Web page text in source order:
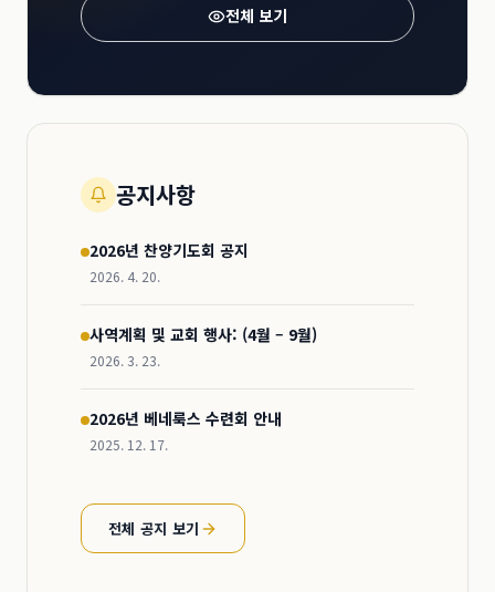
전체 보기
공지사항
2026년 찬양기도회 공지
2026. 4. 20.
사역계획 및 교회 행사: (4월 – 9월)
2026. 3. 23.
2026년 베네룩스 수련회 안내
2025. 12. 17.
전체 공지 보기